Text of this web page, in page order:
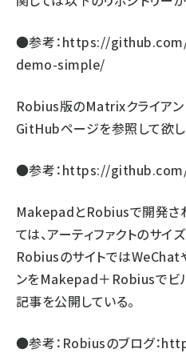
●参考：https://
demo-simple/
Robius版のMatrixクライア
GitHubページを参照して欲し
●参考：https://
MakepadとRobiusで開発さ
ては、アーティファクトのサイ
RobiusのサイトではWeChat
ンをMakepad＋Robiusでビ
記事を公開している。
●参考：Robiusのブログ：